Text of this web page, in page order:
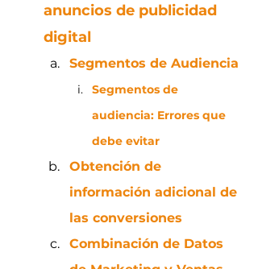
anuncios de publicidad
digital
Segmentos de Audiencia
Segmentos de
audiencia: Errores que
debe evitar
Obtención de
información adicional de
las conversiones
Combinación de Datos